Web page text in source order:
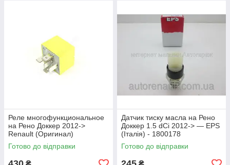
Реле многофункциональное
на Рено Доккер 2012->
Renault (Оригинал)
7700844253
Готово до відправки
Датчик тиску масла на Рено
Доккер 1.5 dCi 2012-> — EPS
(Італія) - 1800178
Готово до відправки